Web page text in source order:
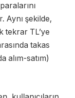
Aynı şekilde,
tekrar TL’ye
takas
alım-satım)